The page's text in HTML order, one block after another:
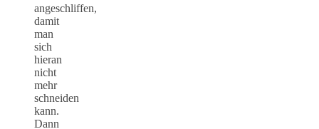
angeschliffen,
damit
man
sich
hieran
nicht
mehr
schneiden
kann.
Dann